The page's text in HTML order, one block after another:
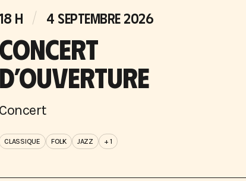
18 H 4 SEPTEMBRE 2026
CONCERT
D’OUVERTURE
Concert
CLASSIQUE FOLK JAZZ + 1